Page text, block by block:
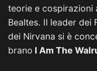
teorie e cospirazioni
Bealtes. Il leader dei
dei Nirvana si è
brano I Am The